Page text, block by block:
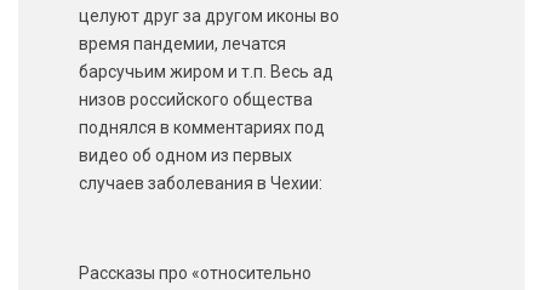
целуют друг за другом иконы во
время пандемии, лечатся
барсучьим жиром и т.п. Весь ад
низов российского общества
поднялся в комментариях под
видео об одном из первых
случаев заболевания в Чехии:
Рассказы про «относительно